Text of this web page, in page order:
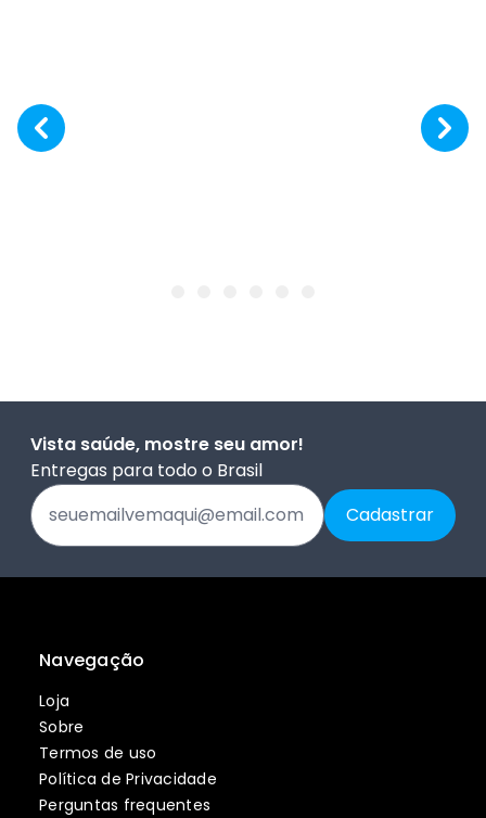
Vista saúde, mostre seu amor!
Entregas para todo o Brasil
Navegação
Loja
Sobre
Termos de uso
Política de Privacidade
Perguntas frequentes